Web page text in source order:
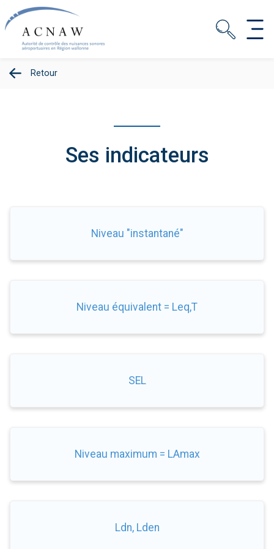
Retour
Ses indicateurs
Niveau "instantané"
Niveau équivalent = Leq,T
SEL
Niveau maximum = LAmax
Ldn, Lden